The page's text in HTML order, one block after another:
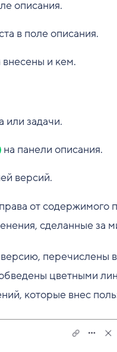
описания.
в поле описания.
и кем.
или задачи.
на панели описания.
версий.
от
сделанные за
перечислены
цветными
которые внес